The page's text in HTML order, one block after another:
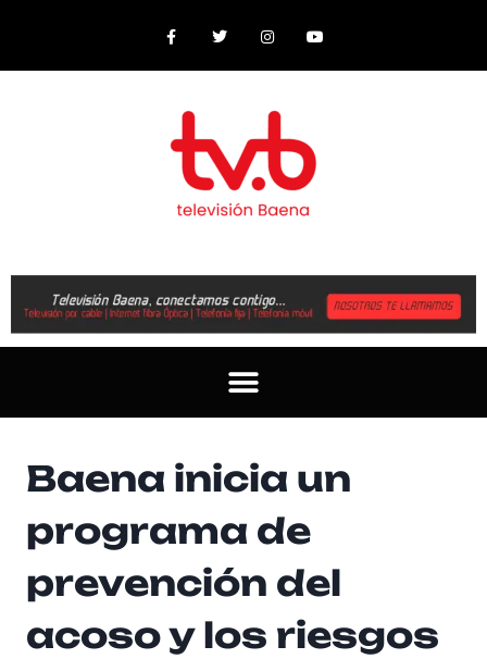
Baena inicia un
programa de
prevención del
acoso y los riesgos